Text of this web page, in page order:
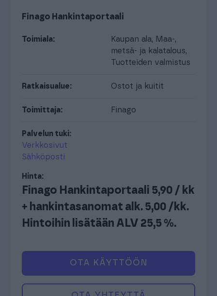
Finago Hankintaportaali
Toimiala: Kaupan ala, Maa-,
metsä- ja kalatalous,
Tuotteiden valmistus
Ratkaisualue: Ostot ja kuitit
Toimittaja: Finago
Palvelun tuki:
Verkkosivut
Sähköposti
Hinta:
Finago Hankintaportaali 5,90 / kk
+ hankintasanomat alk. 5,00 /kk.
Hintoihin lisätään ALV 25,5 %.
OTA KÄYTTÖÖN